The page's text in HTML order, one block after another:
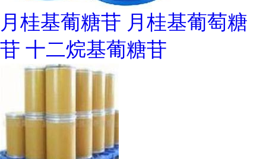
月桂基葡糖苷 月桂基葡萄糖
苷 十二烷基葡糖苷